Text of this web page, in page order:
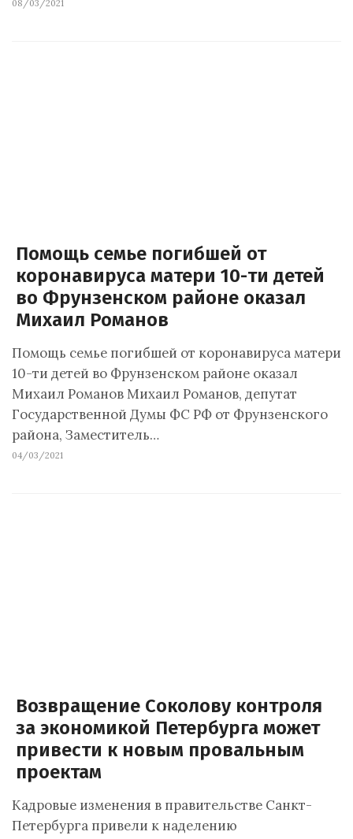
08/03/2021
Помощь семье погибшей от
коронавируса матери 10-ти детей
во Фрунзенском районе оказал
Михаил Романов
Помощь семье погибшей от коронавируса матери
10-ти детей во Фрунзенском районе оказал
Михаил Романов Михаил Романов, депутат
Государственной Думы ФС РФ от Фрунзенского
района, Заместитель…
04/03/2021
Возвращение Соколову контроля
за экономикой Петербурга может
привести к новым провальным
проектам
Кадровые изменения в правительстве Санкт-
Петербурга привели к наделению